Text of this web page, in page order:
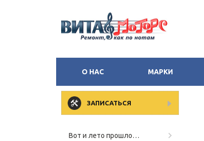
О НАС МАРКИ
ЗАПИСАТЬСЯ
Вот и лето прошло…